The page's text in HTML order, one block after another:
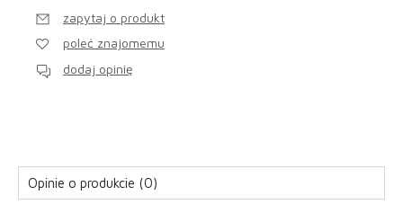
zapytaj o produkt
poleć znajomemu
dodaj opinię
Opinie o produkcie (0)